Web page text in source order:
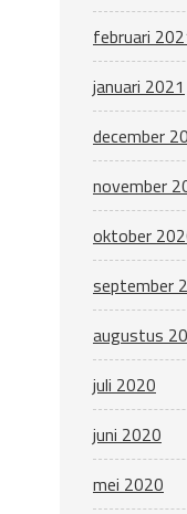
februari
januari 2021
december
november
oktober
september
augustus
juli 2020
juni 2020
mei 2020